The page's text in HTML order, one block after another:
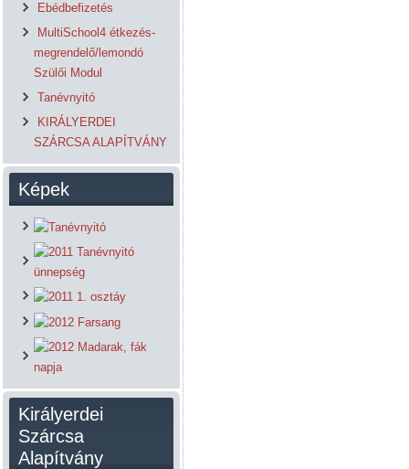
Ebédbefizetés
MultiSchool4 étkezés-
megrendelő/lemondó
Szülői Modul
Tanévnyitó
KIRÁLYERDEI
SZÁRCSA ALAPÍTVÁNY
Képek
Királyerdei
Szárcsa
Alapítvány